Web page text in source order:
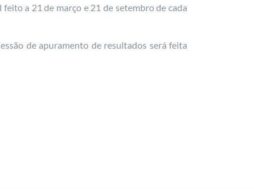
a 21 de março e 21 de setembro de cada
de apuramento de resultados será feita